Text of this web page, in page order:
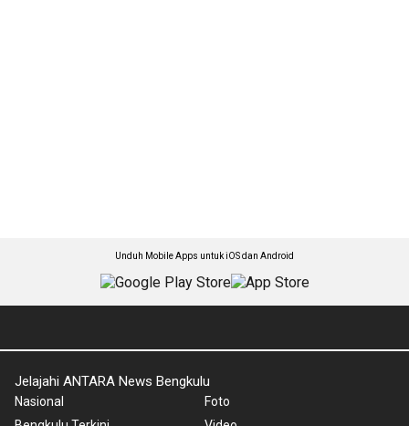
Unduh Mobile Apps untuk iOS dan Android
Jelajahi ANTARA News Bengkulu
Nasional
Foto